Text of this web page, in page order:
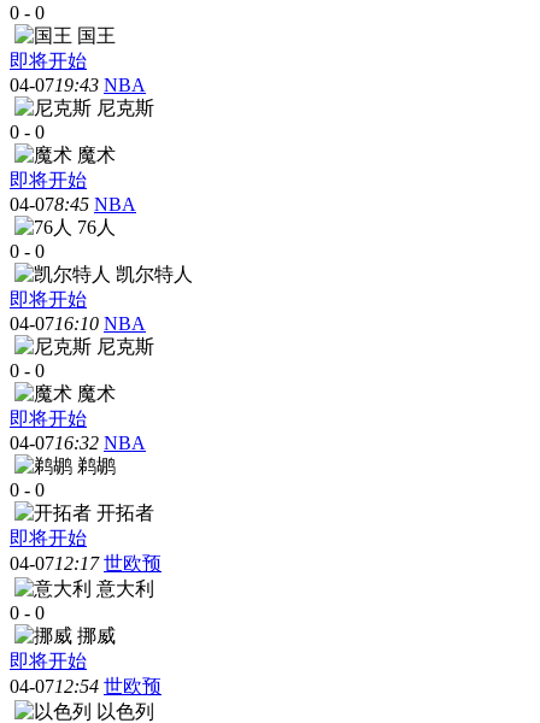
0 - 0
国王
即将开始
04-0719:43 NBA
尼克斯
0 - 0
魔术
即将开始
04-078:45 NBA
76人
0 - 0
凯尔特人
即将开始
04-0716:10 NBA
尼克斯
0 - 0
魔术
即将开始
04-0716:32 NBA
鹈鹕
0 - 0
开拓者
即将开始
04-0712:17 世欧预
意大利
0 - 0
挪威
即将开始
04-0712:54 世欧预
以色列